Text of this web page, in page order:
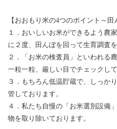
【おおもり米の4つのポイント～田
１．おいしいお米ができるよう農
に２度、田んぼを回って生育調査
２．「お米の検査員」といわれる
一粒一粒、厳しい目でチェックして
３．もちろん低温貯蔵で、しっか
管しております。
４．私たち自慢の「お米選別設備
物を取り除いております。